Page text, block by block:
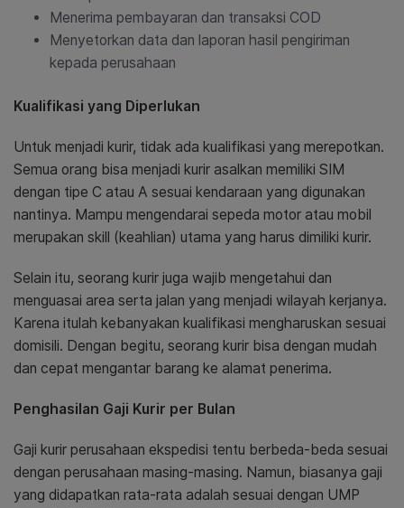
Menerima pembayaran dan transaksi COD
Menyetorkan data dan laporan hasil pengiriman
kepada perusahaan
Kualifikasi yang Diperlukan
Untuk menjadi kurir, tidak ada kualifikasi yang merepotkan.
Semua orang bisa menjadi kurir asalkan memiliki SIM
dengan tipe C atau A sesuai kendaraan yang digunakan
nantinya. Mampu mengendarai sepeda motor atau mobil
merupakan skill (keahlian) utama yang harus dimiliki kurir.
Selain itu, seorang kurir juga wajib mengetahui dan
menguasai area serta jalan yang menjadi wilayah kerjanya.
Karena itulah kebanyakan kualifikasi mengharuskan sesuai
domisili. Dengan begitu, seorang kurir bisa dengan mudah
dan cepat mengantar barang ke alamat penerima.
Penghasilan Gaji Kurir per Bulan
Gaji kurir perusahaan ekspedisi tentu berbeda-beda sesuai
dengan perusahaan masing-masing. Namun, biasanya gaji
yang didapatkan rata-rata adalah sesuai dengan UMP